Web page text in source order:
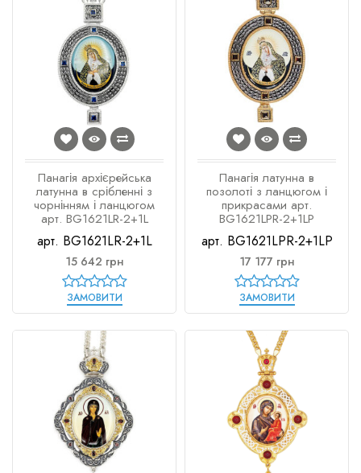
Панагія архієрейська
латунна в срібленні з
чорнінням і ланцюгом
арт. BG1621LR-2+1L
арт. BG1621LR-2+1L
15 642 грн
ЗАМОВИТИ
Панагія латунна в
позолоті з ланцюгом і
прикрасами арт.
BG1621LPR-2+1LP
арт. BG1621LPR-2+1LP
17 177 грн
ЗАМОВИТИ